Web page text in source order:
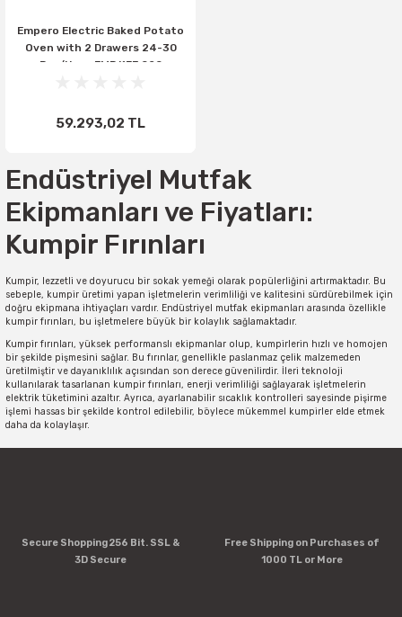
Empero Electric Baked Potato
Oven with 2 Drawers 24-30
Pcs/Hour EMP.KFE.020
59.293,02 TL
Endüstriyel Mutfak
Ekipmanları ve Fiyatları:
Kumpir Fırınları
Kumpir, lezzetli ve doyurucu bir sokak yemeği olarak popülerliğini artırmaktadır. Bu
sebeple, kumpir üretimi yapan işletmelerin verimliliği ve kalitesini sürdürebilmek için
doğru ekipmana ihtiyaçları vardır. Endüstriyel mutfak ekipmanları arasında özellikle
kumpir fırınları, bu işletmelere büyük bir kolaylık sağlamaktadır.
Kumpir fırınları, yüksek performanslı ekipmanlar olup, kumpirlerin hızlı ve homojen
bir şekilde pişmesini sağlar. Bu fırınlar, genellikle paslanmaz çelik malzemeden
üretilmiştir ve dayanıklılık açısından son derece güvenilirdir. İleri teknoloji
kullanılarak tasarlanan kumpir fırınları, enerji verimliliği sağlayarak işletmelerin
elektrik tüketimini azaltır. Ayrıca, ayarlanabilir sıcaklık kontrolleri sayesinde pişirme
işlemi hassas bir şekilde kontrol edilebilir, böylece mükemmel kumpirler elde etmek
daha da kolaylaşır.
Kaliteli bir kumpir fırını, aynı anda birden fazla kumpiri pişirebilecek kapasiteye
sunulurken, daha gelişmiş özelliklere sahip profesyonel kumpir fırınları daha yüksek
bir maliyet gerektirebilir. Ancak, kaliteli bir kumpir fırını yatırımı, uzun vadede
işletmelere geri dönüş sağlar ve verimliliği artırır.
Secure Shopping 256 Bit. SSL &
3D Secure
Free Shipping on Purchases of
1000 TL or More